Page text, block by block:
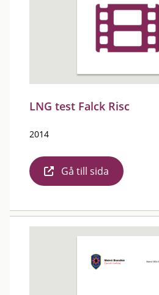
LNG test Falck Risc
2014
Gå till sida